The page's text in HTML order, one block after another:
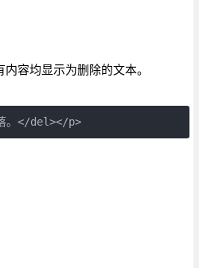
容均显示为删除的文本。
。</del></p>